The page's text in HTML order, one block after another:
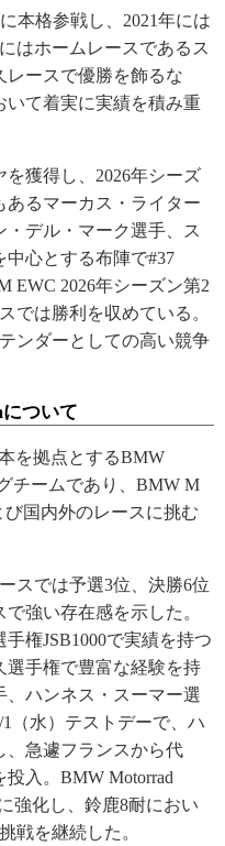
本格参戦し、2021年には
はホームレースであるス
レースで優勝を飾るな
いて着実に実績を積み重
を獲得し、2026年シーズ
あるマーカス・ライター
デル・マーク選手、ス
心とする布陣で#37
EWC 2026年シーズン第2
では勝利を収めている。
ンダーとしての高い競争
について
本を拠点とするBMW
チームであり、BMW M
び国内外のレースに挑む
スでは予選3位、決勝6位
強い存在感を示した。
権JSB1000で実績を持つ
選手権で豊富な経験を持
ハンネス・スーマー選
（水）テストデーで、ハ
、急遽フランスから代
入。BMW Motorrad
強化し、鈴鹿8耐におい
戦を継続した。